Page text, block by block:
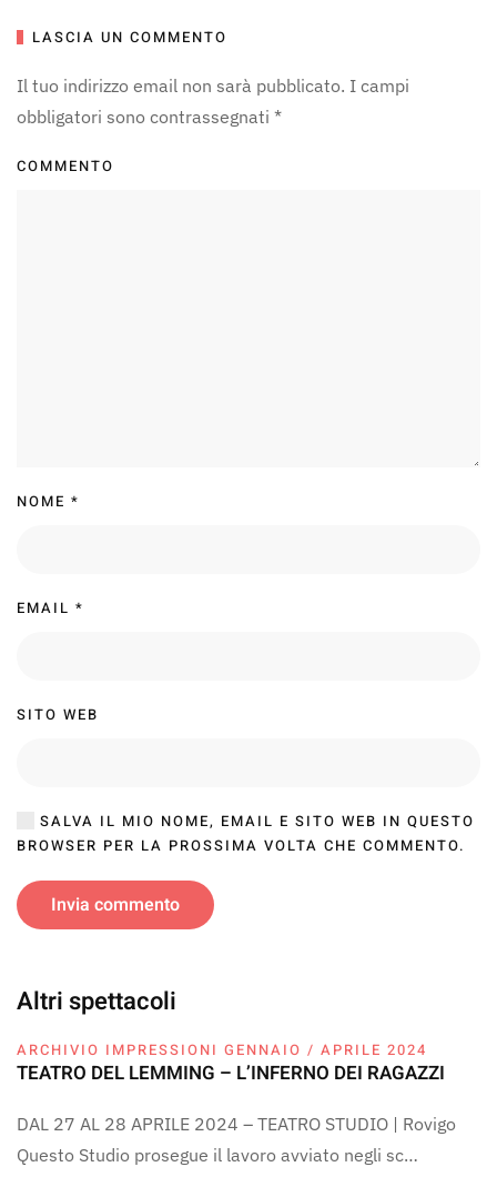
LASCIA UN COMMENTO
Il tuo indirizzo email non sarà pubblicato. I campi
obbligatori sono contrassegnati *
COMMENTO
NOME *
EMAIL *
SITO WEB
SALVA IL MIO NOME, EMAIL E SITO WEB IN QUESTO
BROWSER PER LA PROSSIMA VOLTA CHE COMMENTO.
Invia commento
Altri spettacoli
ARCHIVIO IMPRESSIONI GENNAIO / APRILE 2024
TEATRO DEL LEMMING – L’INFERNO DEI RAGAZZI
DAL 27 AL 28 APRILE 2024 – TEATRO STUDIO | Rovigo
Questo Studio prosegue il lavoro avviato negli sc…